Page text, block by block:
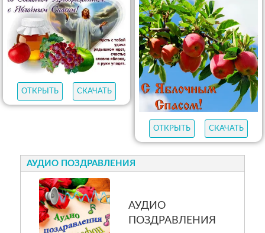
ОТКРЫТЬ СКАЧАТЬ
ОТКРЫТЬ СКАЧАТЬ
АУДИО ПОЗДРАВЛЕНИЯ
АУДИО
ПОЗДРАВЛЕНИЯ